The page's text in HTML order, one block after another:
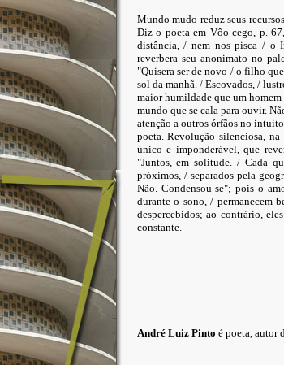
Mundo mudo reduz seus
Diz o poeta em Vôo cego, p.
distância, / nem nos pisca / o
reverbera seu anonimato no
"Quisera ser de novo / o filho
sol da manhã. / Escovados, /
maior humildade que um
mundo que se cala para ouvir.
atenção a outros órfãos no
poeta. Revolução silenciosa,
único e imponderável, que
"Juntos, em solitude. / Cada
próximos, / separados pela
Não. Condensou-se"; pois o
durante o sono, / permanecem
despercebidos; ao contrário,
constante.
André Luiz Pinto é poeta, autor